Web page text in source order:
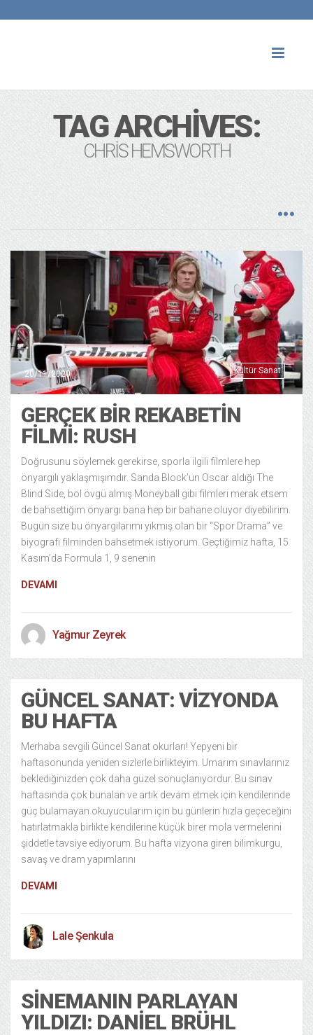
TAG ARCHIVES:
CHRIS HEMSWORTH
Kültür Sanat
20/11/2020
GERÇEK BIR REKABETIN
FILMI: RUSH
Doğrusunu söylemek gerekirse, sporla ilgili filmlere hep
önyargılı yaklaşmışımdır. Sanda Block’un Oscar aldığı The
Blind Side, bol övgü almış Moneyball gibi filmleri merak etsem
de bahsettiğim önyargı bana hep bir bahane oluyor diyebilirim.
Bugün size bu önyargılarımı yıkmış olan bir “Spor Drama” ve
biyografi filminden bahsetmek istiyorum. Geçtiğimiz hafta, 15
Kasım’da Formula 1, 9 senenin
DEVAMI
Yağmur Zeyrek
GÜNCEL SANAT: VIZYONDA
BU HAFTA
Merhaba sevgili Güncel Sanat okurları! Yepyeni bir
haftasonunda yeniden sizlerle birlikteyim. Umarım sınavlarınız
beklediğinizden çok daha güzel sonuçlanıyordur. Bu sınav
haftasında çok bunalan ve artık devam etmek için kendilerinde
güç bulamayan okuyucularım için bu günlerin hızla geçeceğini
hatırlatmakla birlikte kendilerine küçük birer mola vermelerini
şiddetle tavsiye ediyorum. Bu hafta vizyona giren bilimkurgu,
savaş ve dram yapımlarını
DEVAMI
Lale Şenkula
SINEMANIN PARLAYAN
YILDIZI: DANIEL BRÜHL